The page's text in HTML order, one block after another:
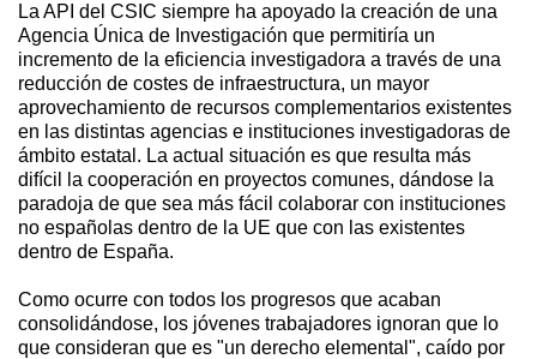
La API del CSIC siempre ha apoyado la creación de una
Agencia Única de Investigación que permitiría un
incremento de la eficiencia investigadora a través de una
reducción de costes de infraestructura, un mayor
aprovechamiento de recursos complementarios existentes
en las distintas agencias e instituciones investigadoras de
ámbito estatal. La actual situación es que resulta más
difícil la cooperación en proyectos comunes, dándose la
paradoja de que sea más fácil colaborar con instituciones
no españolas dentro de la UE que con las existentes
dentro de España.
Como ocurre con todos los progresos que acaban
consolidándose, los jóvenes trabajadores ignoran que lo
que consideran que es "un derecho elemental", caído por